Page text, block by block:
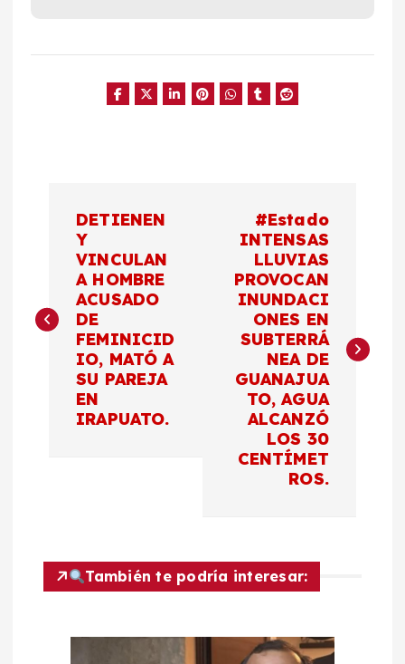
e
ó
n
DETIENEN
Y
VINCULAN
A HOMBRE
ACUSADO
DE
FEMINICID
IO, MATÓ A
SU PAREJA
EN
IRAPUATO.
#Estado
INTENSAS
LLUVIAS
PROVOCAN
INUNDACI
ONES EN
SUBTERRÁ
NEA DE
GUANAJUA
TO, AGUA
ALCANZÓ
LOS 30
CENTÍMET
ROS.
También te podría interesar: